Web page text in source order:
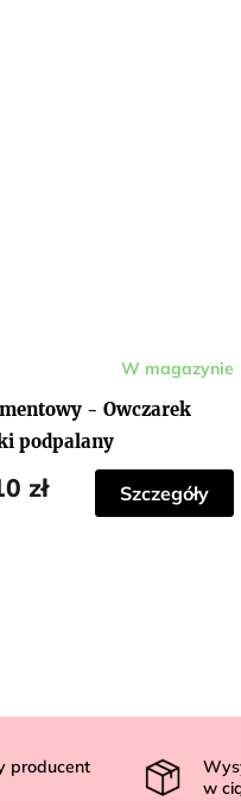
- Owczarek
podpalany
W magazynie
zł Szczegóły
producent
w